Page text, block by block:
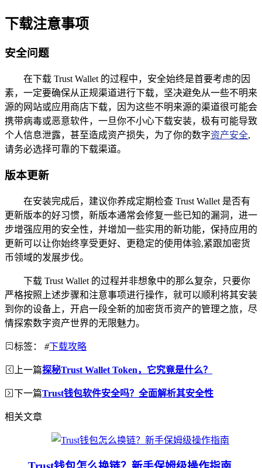
下载注意事项
安全问题
在下载 Trust Wallet 的过程中，安全始终是首要考虑的因
素，一定要确保从正规渠道进行下载，坚决避免从一些不明来
源的网站或应用商店下载，因为这些不明来源的渠道很可能会
携带病毒或恶意软件，一旦你不小心下载安装，极有可能导致
个人信息泄露，甚至造成资产损失，为了你的数字资产安全,
请务必选择可靠的下载渠道。
版本更新
在安装完成后，建议你养成定期检查 Trust Wallet 是否有
更新版本的好习惯，新版本通常会修复一些已知的漏洞，进一
步增强应用的安全性，并增加一些实用的新功能，保持应用的
更新可以让你始终享受更好、更稳定的使用体验,紧跟加密货
币领域的发展步伐。
下载 Trust Wallet 的过程并非想象中的那么复杂，只要你
严格按照上述步骤和注意事项进行操作，就可以顺利将其安装
到你的设备上，开启一段全新的加密货币资产的管理之旅，尽
情探索数字资产世界的无限魅力。
标签： #下载攻略
上一篇探秘Trust Wallet Token，它究竟是什么？
下一篇Trust钱包软件安全吗？全面解析其安全性
相关文章